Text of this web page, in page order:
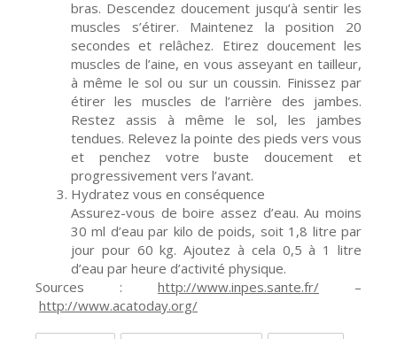
bras. Descendez doucement jusqu’à sentir les
muscles s’étirer. Maintenez la position 20
secondes et relâchez. Etirez doucement les
muscles de l’aine, en vous asseyant en tailleur,
à même le sol ou sur un coussin. Finissez par
étirer les muscles de l’arrière des jambes.
Restez assis à même le sol, les jambes
tendues. Relevez la pointe des pieds vers vous
et penchez votre buste doucement et
progressivement vers l’avant.
Hydratez vous en conséquence
Assurez-vous de boire assez d’eau. Au moins
30 ml d’eau par kilo de poids, soit 1,8 litre par
jour pour 60 kg. Ajoutez à cela 0,5 à 1 litre
d’eau par heure d’activité physique.
Sources : http://www.inpes.sante.fr/ –
http://www.acatoday.org/